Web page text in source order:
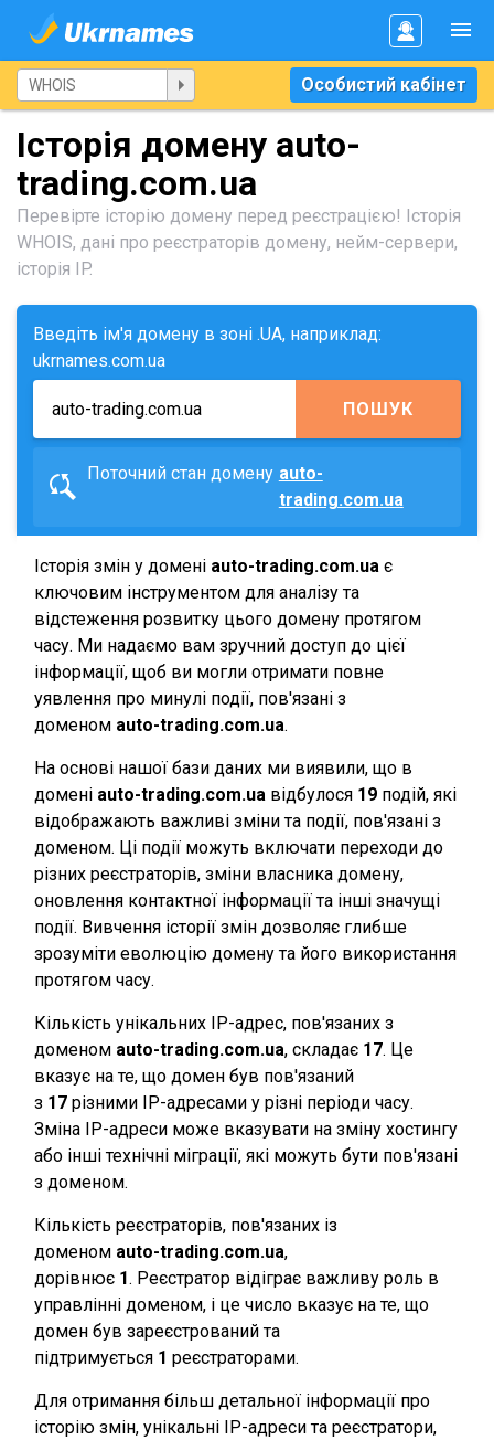
Особистий кабінет
Історія домену auto-
trading.com.ua
Перевірте історію домену перед реєстрацією! Історія
WHOIS, дані про реєстраторів домену, нейм-сервери,
історія IP.
Введіть ім'я домену в зоні .UA, наприклад:
ukrnames.com.ua
ПОШУК
Поточний стан домену auto-
trading.com.ua
Історія змін у домені auto-trading.com.ua є
ключовим інструментом для аналізу та
відстеження розвитку цього домену протягом
часу. Ми надаємо вам зручний доступ до цієї
інформації, щоб ви могли отримати повне
уявлення про минулі події, пов'язані з
доменом auto-trading.com.ua.
На основі нашої бази даних ми виявили, що в
домені auto-trading.com.ua відбулося 19 подій, які
відображають важливі зміни та події, пов'язані з
доменом. Ці події можуть включати переходи до
різних реєстраторів, зміни власника домену,
оновлення контактної інформації та інші значущі
події. Вивчення історії змін дозволяє глибше
зрозуміти еволюцію домену та його використання
протягом часу.
Кількість унікальних IP-адрес, пов'язаних з
доменом auto-trading.com.ua, складає 17. Це
вказує на те, що домен був пов'язаний
з 17 різними IP-адресами у різні періоди часу.
Зміна IP-адреси може вказувати на зміну хостингу
або інші технічні міграції, які можуть бути пов'язані
з доменом.
Кількість реєстраторів, пов'язаних із
доменом auto-trading.com.ua,
дорівнює 1. Реєстратор відіграє важливу роль в
управлінні доменом, і це число вказує на те, що
домен був зареєстрований та
підтримується 1 реєстраторами.
Для отримання більш детальної інформації про
історію змін, унікальні IP-адреси та реєстратори,